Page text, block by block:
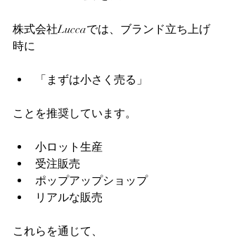
株式会社Luccaでは、ブランド立ち上げ
時に
「まずは小さく売る」
ことを推奨しています。
小ロット生産
受注販売
ポップアップショップ
リアルな販売
これらを通じて、